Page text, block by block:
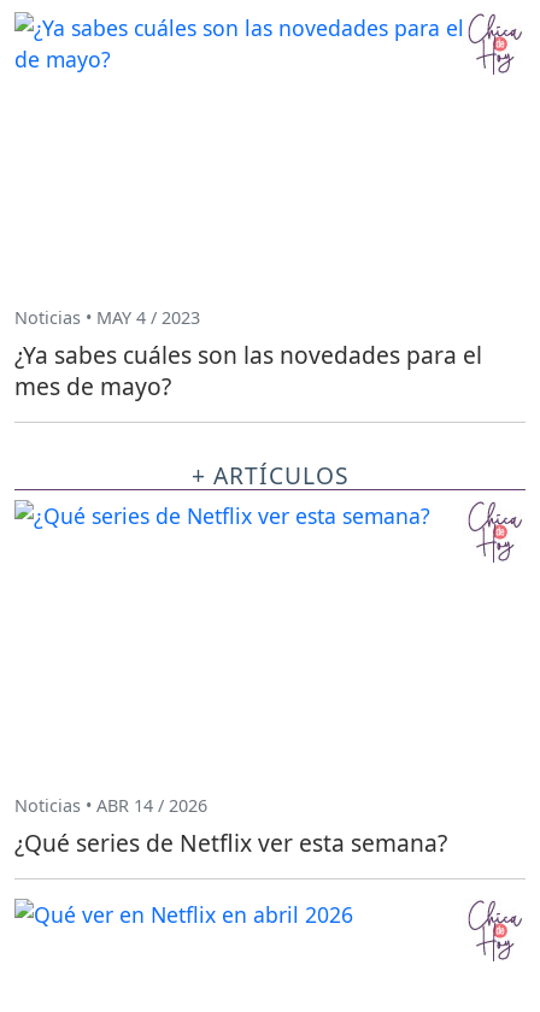
Noticias • MAY 4 / 2023
¿Ya sabes cuáles son las novedades para el
mes de mayo?
+ ARTÍCULOS
Noticias • ABR 14 / 2026
¿Qué series de Netflix ver esta semana?